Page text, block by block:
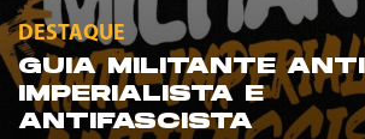
DESTAQUE
GUIA MILITANTE
IMPERIALISTA E
ANTIFASCISTA